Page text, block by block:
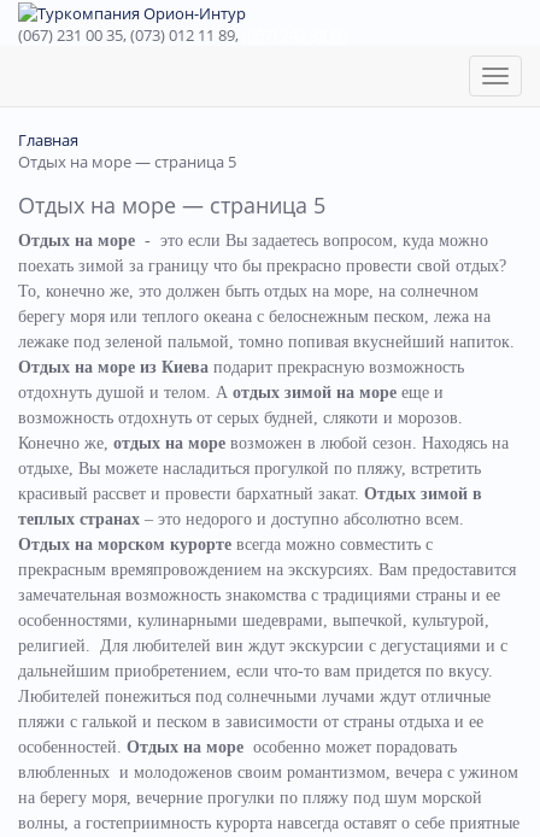
(067) 231 00 35, (073) 012 11 89,
Toggle
Главная
Отдых на море — страница 5
Отдых на море — страница 5
Отдых на море - это если Вы задаетесь вопросом, куда можно
поехать зимой за границу что бы прекрасно провести свой отдых?
То, конечно же, это должен быть отдых на море, на солнечном
берегу моря или теплого океана с белоснежным песком, лежа на
лежаке под зеленой пальмой, томно попивая вкуснейший напиток.
Отдых на море из Киева подарит прекрасную возможность
отдохнуть душой и телом. А отдых зимой на море еще и
возможность отдохнуть от серых будней, слякоти и морозов.
Конечно же, отдых на море возможен в любой сезон. Находясь на
отдыхе, Вы можете насладиться прогулкой по пляжу, встретить
красивый рассвет и провести бархатный закат. Отдых зимой в
теплых странах – это недорого и доступно абсолютно всем.
Отдых на морском курорте всегда можно совместить с
прекрасным времяпровождением на экскурсиях. Вам предоставится
замечательная возможность знакомства с традициями страны и ее
особенностями, кулинарными шедеврами, выпечкой, культурой,
религией. Для любителей вин ждут экскурсии с дегустациями и с
дальнейшим приобретением, если что-то вам придется по вкусу.
Любителей понежиться под солнечными лучами ждут отличные
пляжи с галькой и песком в зависимости от страны отдыха и ее
особенностей. Отдых на море особенно может порадовать
влюбленных и молодоженов своим романтизмом, вечера с ужином
на берегу моря, вечерние прогулки по пляжу под шум морской
волны, а гостеприимность курорта навсегда оставят о себе приятные